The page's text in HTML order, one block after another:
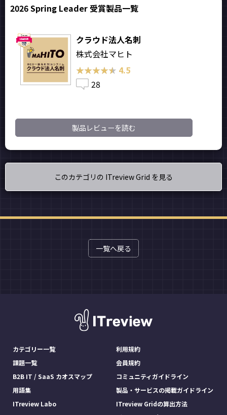
2026 Spring Leader 受賞製品一覧
クラウド法人名刺
株式会社マヒト
★★★★★
★★★★★ 4.5
28
製品レビューを読む
このカテゴリの ITreview Grid を見る
一覧へ戻る
カテゴリー一覧
課題一覧
B2B IT / SaaS カオスマップ
用語集
ITreview Labo
利用規約
会員規約
コミュニティガイドライン
製品・サービスの掲載ガイドライン
ITreview Gridの算出方法